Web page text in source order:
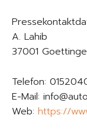
A. Lahib
37001
Telefon:
E-Mail:
Web: https://